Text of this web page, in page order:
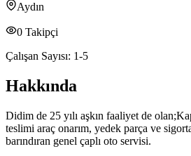
Aydın
0 Takipçi
Çalışan Sayısı: 1-5
Hakkında
Didim de 25 yılı aşkın faaliyet de
teslimi araç onarım, yedek parça ve
barındıran genel çaplı oto servisi.